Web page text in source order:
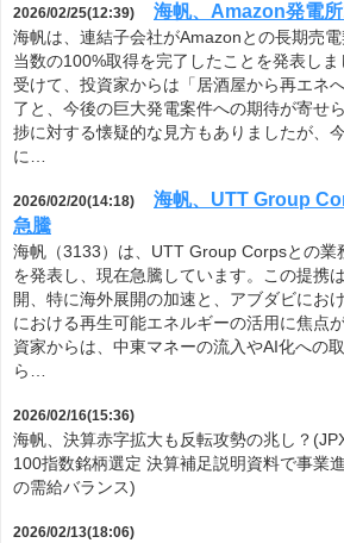
2026/02/25(12:39) 海帆、Amazon発電
海帆は、連結子会社がAmazonとの長期売
当数の100%取得を完了したことを発表し
受けて、投資家からは「居酒屋から再エネ
了と、今後の巨大発電案件への期待が寄せ
捗に対する懐疑的な見方もありましたが、
に…
2026/02/20(14:18)
海帆、UTT Group
急騰
海帆（3133）は、UTT Group Corpsとの業
を発表し、現在急騰しています。この提携
開、特に海外展開の加速と、アブダビにお
における再生可能エネルギーの活用に焦点
資家からは、中東マネーの流入やAI化への
ら…
2026/02/16(15:36)
海帆、決算赤字拡大も反転攻勢の兆し？
100指数銘柄選定 決算補足説明資料で事業
の需給バランス)
2026/02/13(18:06)